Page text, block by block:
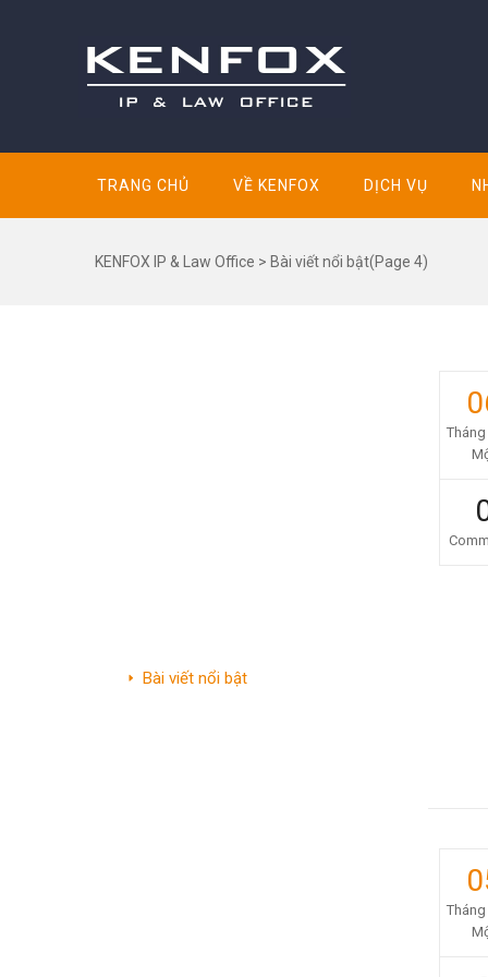
TRANG CHỦ VỀ KENFOX DỊCH VỤ
KENFOX IP & Law Office > Bài viết nổi bật(Page 4)
Bài viết nổi bật